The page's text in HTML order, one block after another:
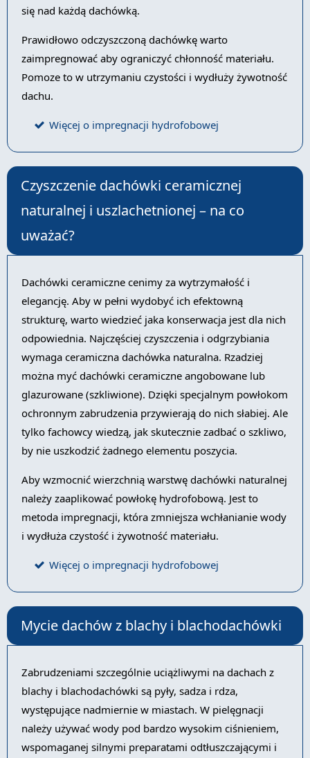
się nad każdą dachówką.
Prawidłowo odczyszczoną dachówkę warto
zaimpregnować aby ograniczyć chłonność materiału.
Pomoze to w utrzymaniu czystości i wydłuży żywotność
dachu.
Więcej o impregnacji hydrofobowej
Czyszczenie dachówki ceramicznej
naturalnej i uszlachetnionej – na co
uważać?
Dachówki ceramiczne cenimy za wytrzymałość i
elegancję. Aby w pełni wydobyć ich efektowną
strukturę, warto wiedzieć jaka konserwacja jest dla nich
odpowiednia. Najczęściej czyszczenia i odgrzybiania
wymaga ceramiczna dachówka naturalna. Rzadziej
można myć dachówki ceramiczne angobowane lub
glazurowane (szkliwione). Dzięki specjalnym powłokom
ochronnym zabrudzenia przywierają do nich słabiej. Ale
tylko fachowcy wiedzą, jak skutecznie zadbać o szkliwo,
by nie uszkodzić żadnego elementu poszycia.
Aby wzmocnić wierzchnią warstwę dachówki naturalnej
należy zaaplikować powłokę hydrofobową. Jest to
metoda impregnacji, która zmniejsza wchłanianie wody
i wydłuża czystość i żywotność materiału.
Więcej o impregnacji hydrofobowej
Mycie dachów z blachy i blachodachówki
Zabrudzeniami szczególnie uciążliwymi na dachach z
blachy i blachodachówki są pyły, sadza i rdza,
występujące nadmiernie w miastach. W pielęgnacji
należy używać wody pod bardzo wysokim ciśnieniem,
wspomaganej silnymi preparatami odtłuszczającymi i